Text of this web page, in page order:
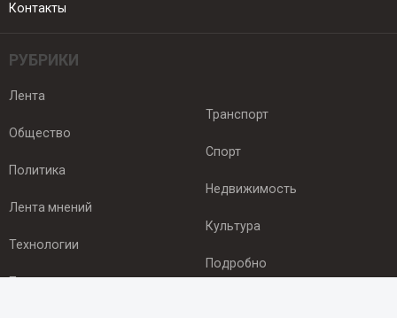
Контакты
РУБРИКИ
Лента
Общество
Политика
Лента мнений
Технологии
Происшествия
Транспорт
Спорт
Недвижимость
Культура
Подробно